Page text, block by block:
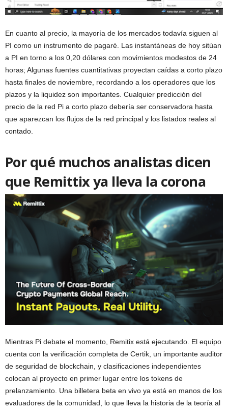
En cuanto al precio, la mayoría de los mercados todavía siguen al
PI como un instrumento de pagaré. Las instantáneas de hoy sitúan
a PI en torno a los 0,20 dólares con movimientos modestos de 24
horas; Algunas fuentes cuantitativas proyectan caídas a corto plazo
hasta finales de noviembre, recordando a los operadores que los
plazos y la liquidez son importantes. Cualquier predicción del
precio de la red Pi a corto plazo debería ser conservadora hasta
que aparezcan los flujos de la red principal y los listados reales al
contado.
Por qué muchos analistas dicen
que Remittix ya lleva la corona
Mientras Pi debate el momento, Remitix está ejecutando. El equipo
cuenta con la verificación completa de Certik, un importante auditor
de seguridad de blockchain, y clasificaciones independientes
colocan al proyecto en primer lugar entre los tokens de
prelanzamiento. Una billetera beta en vivo ya está en manos de los
evaluadores de la comunidad, lo que lleva la historia de la teoría al